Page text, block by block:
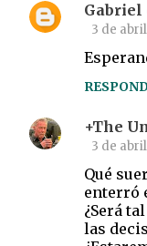
Gabriel
3 de
+The
3 de
Qué
enterró
¿Será
las